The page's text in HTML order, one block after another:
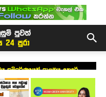
සම්පූර්ණයෙන් පාලනය කෙරේ